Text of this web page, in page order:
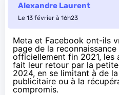
Alexandre Laurent
Le 13 février à 16h23
Meta et Facebook ont-ils
page de la
officiellement fin 2021, les
fait leur retour par la
2024, en se limitant à de
publicitaire ou à la
compromis.